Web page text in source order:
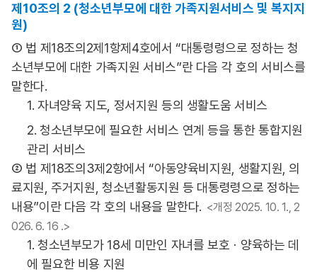
제10조의 2 (청소년부모에 대한 가족지원서비스 및 복지지
원)
① 법 제18조의2제1항제4호에서 “대통령령으로 정하는 청
소년부모에 대한 가족지원 서비스”란 다음 각 호의 서비스를
말한다.
1. 자녀양육 지도, 정서지원 등의 생활도움 서비스
2. 청소년부모에 필요한 서비스 연계 등을 통한 통합지원
관리 서비스
② 법 제18조의3제2항에서 “아동양육비지원, 생활지원, 의
료지원, 주거지원, 청소년활동지원 등 대통령령으로 정하는
내용”이란 다음 각 호의 내용을 말한다. <개정 2025. 10. 1., 2
026. 6. 16 .>
1. 청소년부모가 18세 미만인 자녀를 보호ㆍ양육하는 데
에 필요한 비용 지원